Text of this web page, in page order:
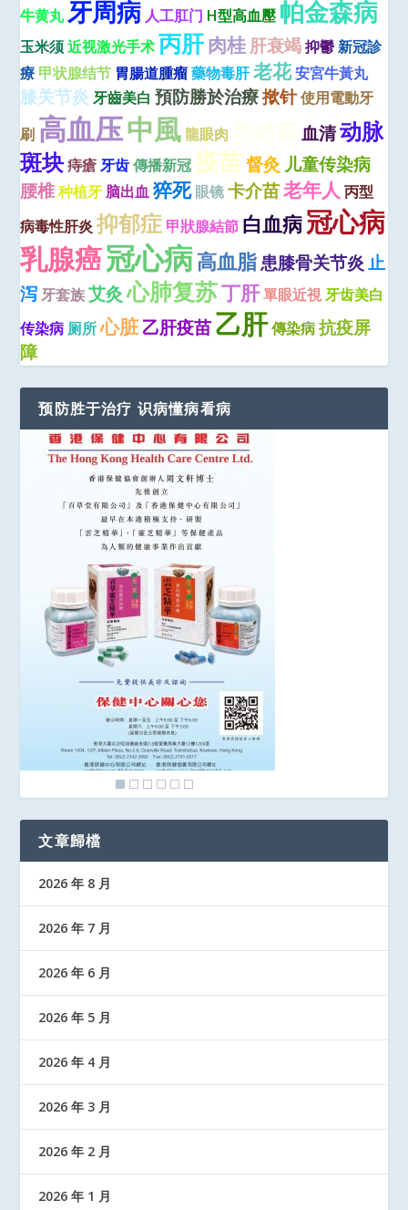
牛黄丸牙周病 人工肛门 H型高血壓 帕金森病
玉米须 近视激光手术 丙肝肉桂肝衰竭 抑鬱 新冠診
療 甲状腺结节 胃腸道腫瘤 藥物毒肝老花安宮牛黃丸
膝关节炎 牙齒美白 預防勝於治療揿针使用電動牙
刷 高血压中風 龍眼肉 血清动脉
斑块 痔瘡 牙齿 傳播新冠 疫苗督灸 儿童传染病
腰椎 种植牙 脑出血 猝死 眼镜 卡介苗老年人 丙型
病毒性肝炎 抑郁症 甲狀腺結節 白血病冠心病
乳腺癌冠心病高血脂患膝骨关节炎 止
泻 牙套族 艾灸 心肺复苏丁肝單眼近視 牙齿美白
传染病 厕所 心脏乙肝疫苗乙肝傳染病 抗疫屏
障
预防胜于治疗 识病懂病看病
文章歸檔
2026 年 8 月
2026 年 7 月
2026 年 6 月
2026 年 5 月
2026 年 4 月
2026 年 3 月
2026 年 2 月
2026 年 1 月